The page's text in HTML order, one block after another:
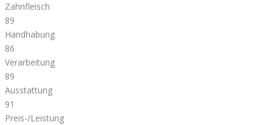
Zahnfleisch
89
Handhabung
86
Verarbeitung
89
Ausstattung
91
Preis-/Leistung